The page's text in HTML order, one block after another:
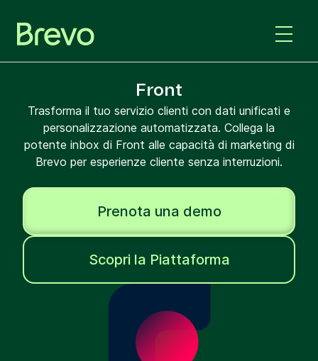
Front
Trasforma il tuo servizio clienti con dati unificati e
personalizzazione automatizzata. Collega la
potente inbox di Front alle capacità di marketing di
Brevo per esperienze cliente senza interruzioni.
Prenota una demo
Scopri la Piattaforma